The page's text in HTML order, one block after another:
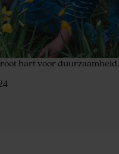
hart voor duurzaamheid.